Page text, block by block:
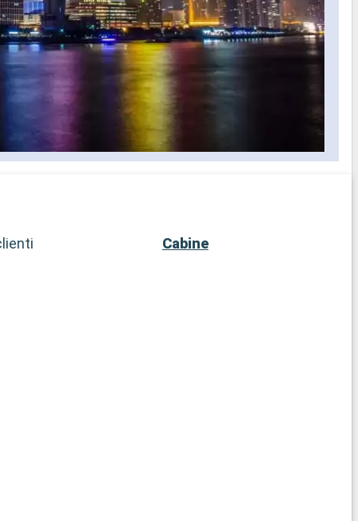
Cabine